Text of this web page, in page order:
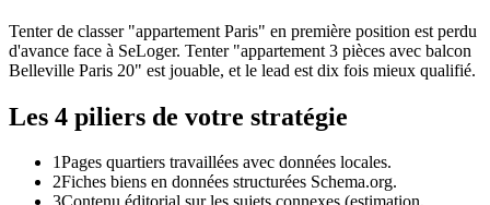
Tenter de classer "appartement Paris" en première position est perdu
d'avance face à SeLoger. Tenter "appartement 3 pièces avec balcon
Belleville Paris 20" est jouable, et le lead est dix fois mieux qualifié.
Les 4 piliers de votre stratégie
1Pages quartiers travaillées avec données locales.
2Fiches biens en données structurées Schema.org.